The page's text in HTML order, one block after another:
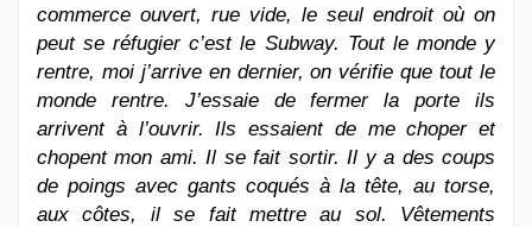
commerce ouvert, rue vide, le seul endroit où on
peut se réfugier c’est le Subway. Tout le monde y
rentre, moi j’arrive en dernier, on vérifie que tout le
monde rentre. J’essaie de fermer la porte ils
arrivent à l’ouvrir. Ils essaient de me choper et
chopent mon ami. Il se fait sortir. Il y a des coups
de poings avec gants coqués à la tête, au torse,
aux côtes, il se fait mettre au sol. Vêtements